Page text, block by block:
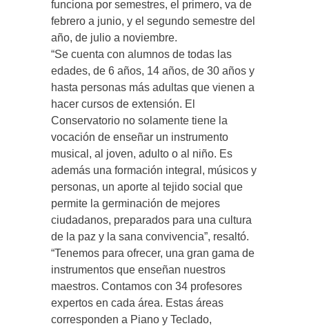
funciona por semestres, el primero, va de
febrero a junio, y el segundo semestre del
año, de julio a noviembre.
“Se cuenta con alumnos de todas las
edades, de 6 años, 14 años, de 30 años y
hasta personas más adultas que vienen a
hacer cursos de extensión. El
Conservatorio no solamente tiene la
vocación de enseñar un instrumento
musical, al joven, adulto o al niño. Es
además una formación integral, músicos y
personas, un aporte al tejido social que
permite la germinación de mejores
ciudadanos, preparados para una cultura
de la paz y la sana convivencia”, resaltó.
“Tenemos para ofrecer, una gran gama de
instrumentos que enseñan nuestros
maestros. Contamos con 34 profesores
expertos en cada área. Estas áreas
corresponden a Piano y Teclado,